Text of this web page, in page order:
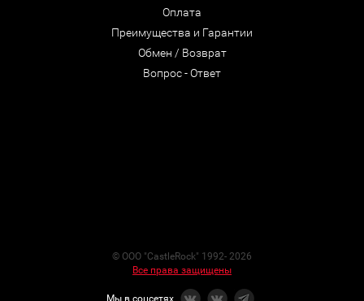
Оплата
Преимущества и Гарантии
Обмен / Возврат
Вопрос - Ответ
© ООО "CastleRock" 1992- 2026
Все права защищены
Мы в соцсетях